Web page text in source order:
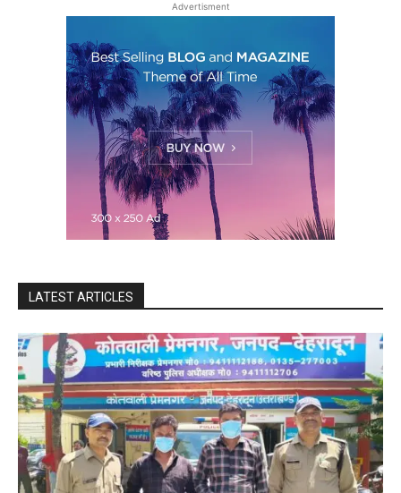
Advertisment
LATEST ARTICLES